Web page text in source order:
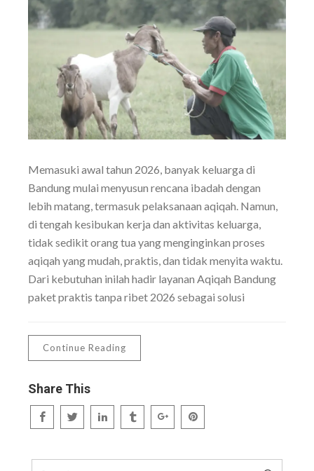
Memasuki awal tahun 2026, banyak keluarga di
Bandung mulai menyusun rencana ibadah dengan
lebih matang, termasuk pelaksanaan aqiqah. Namun,
di tengah kesibukan kerja dan aktivitas keluarga,
tidak sedikit orang tua yang menginginkan proses
aqiqah yang mudah, praktis, dan tidak menyita waktu.
Dari kebutuhan inilah hadir layanan Aqiqah Bandung
paket praktis tanpa ribet 2026 sebagai solusi
Continue Reading
Share This